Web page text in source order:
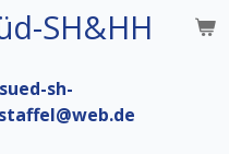
SH&HH
sh-